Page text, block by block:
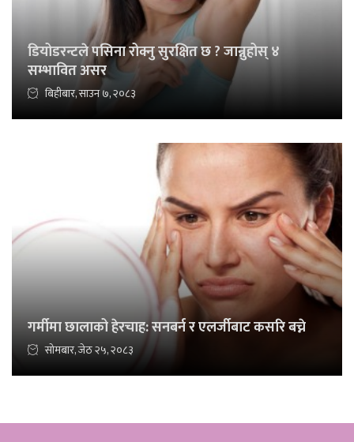
डियोडरन्टले पसिना रोक्नु सुरक्षित छ ? जान्नुहोस् ४
सम्भावित असर
बिहीबार, साउन ७, २०८३
गर्मीमा छालाको हेरचाह: सनबर्न र एलर्जीबाट कसरि बच्ने
सोमबार, जेठ २५, २०८३